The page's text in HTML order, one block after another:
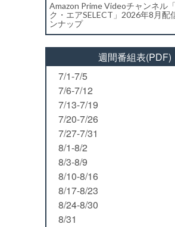
Amazon Prime Videoチャンネル
ク・エアSELECT」2026年8月配
ンナップ
週間番組表(PDF)
7/1-7/5
7/6-7/12
7/13-7/19
7/20-7/26
7/27-7/31
8/1-8/2
8/3-8/9
8/10-8/16
8/17-8/23
8/24-8/30
8/31